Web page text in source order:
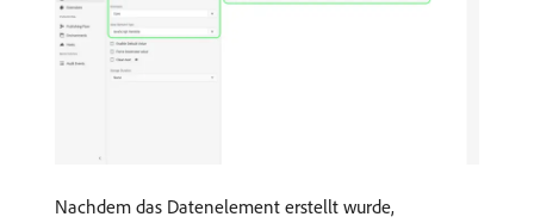
Nachdem das Datenelement erstellt wurde,